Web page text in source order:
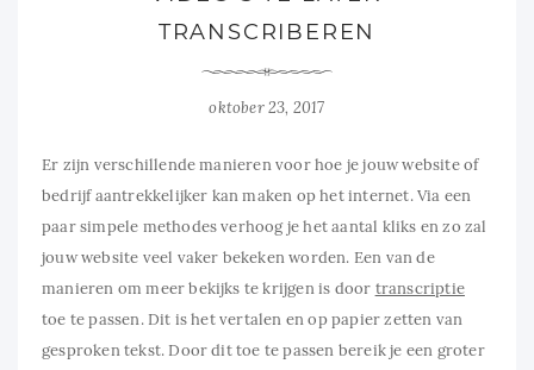
TRANSCRIBEREN
oktober 23, 2017
Er zijn verschillende manieren voor hoe je jouw website of
bedrijf aantrekkelijker kan maken op het internet. Via een
paar simpele methodes verhoog je het aantal kliks en zo zal
jouw website veel vaker bekeken worden. Een van de
manieren om meer bekijks te krijgen is door transcriptie
toe te passen. Dit is het vertalen en op papier zetten van
gesproken tekst. Door dit toe te passen bereik je een groter